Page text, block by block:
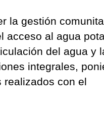
la gestión
acceso al agua
del agua y
integrales,
realizados con el